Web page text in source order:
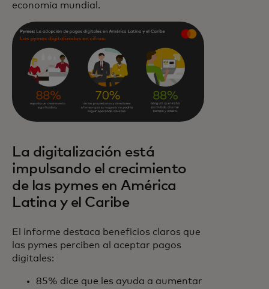
economía mundial.
La digitalización está
impulsando el crecimiento
de las pymes en América
Latina y el Caribe
El informe destaca beneficios claros que
las pymes perciben al aceptar pagos
digitales:
85% dice que les ayuda a aumentar